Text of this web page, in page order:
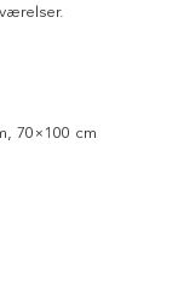
70×100 cm